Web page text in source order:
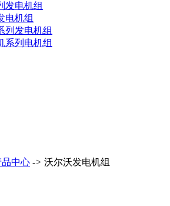
发电机组
电机组
列发电机组
系列电机组
品中心 -> 沃尔沃发电机组